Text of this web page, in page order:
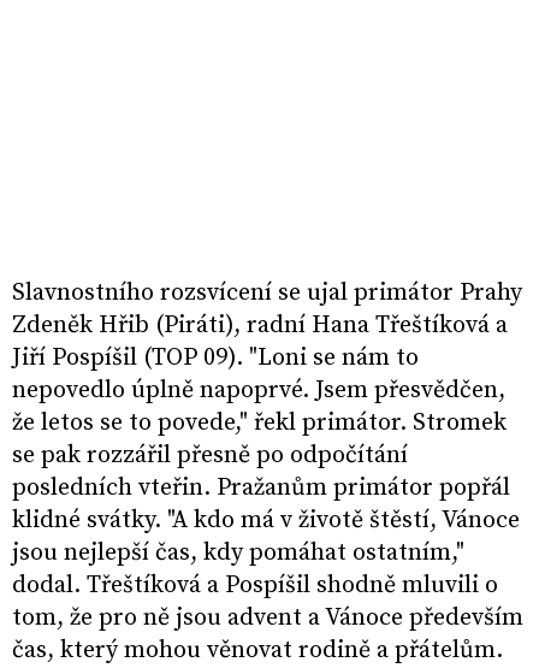
Slavnostního rozsvícení se ujal primátor Prahy
Zdeněk Hřib (Piráti), radní Hana Třeštíková a
Jiří Pospíšil (TOP 09). "Loni se nám to
nepovedlo úplně napoprvé. Jsem přesvědčen,
že letos se to povede," řekl primátor. Stromek
se pak rozzářil přesně po odpočítání
posledních vteřin. Pražanům primátor popřál
klidné svátky. "A kdo má v životě štěstí, Vánoce
jsou nejlepší čas, kdy pomáhat ostatním,"
dodal. Třeštíková a Pospíšil shodně mluvili o
tom, že pro ně jsou advent a Vánoce především
čas, který mohou věnovat rodině a přátelům.